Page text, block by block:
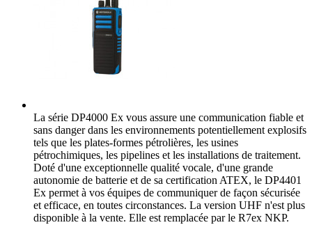
La série DP4000 Ex vous assure une communication fiable et
sans danger dans les environnements potentiellement explosifs
tels que les plates-formes pétrolières, les usines
pétrochimiques, les pipelines et les installations de traitement.
Doté d'une exceptionnelle qualité vocale, d'une grande
autonomie de batterie et de sa certification ATEX, le DP4401
Ex permet à vos équipes de communiquer de façon sécurisée
et efficace, en toutes circonstances. La version UHF n'est plus
disponible à la vente. Elle est remplacée par le R7ex NKP.